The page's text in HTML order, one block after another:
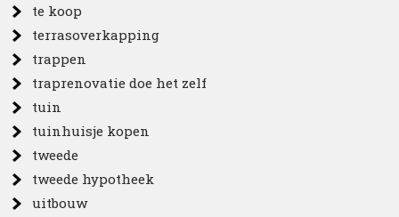
te koop
terrasoverkapping
trappen
traprenovatie doe het zelf
tuin
tuinhuisje kopen
tweede
tweede hypotheek
uitbouw